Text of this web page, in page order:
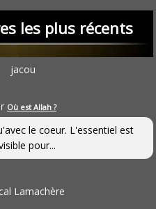
les plus récents
jacou
Où est Allah ?
le coeur. L'essentiel est
pour...
Lamachère